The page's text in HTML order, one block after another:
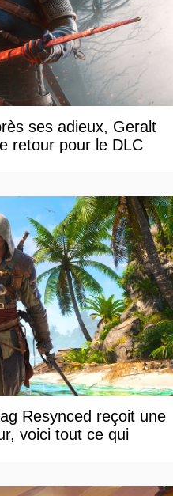
ses adieux, Geralt
retour pour le DLC
Resynced reçoit une
voici tout ce qui